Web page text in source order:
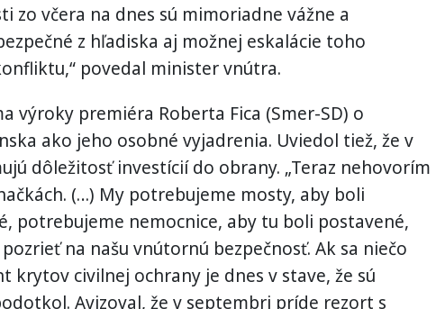
zo včera na dnes sú mimoriadne vážne a
z hľadiska aj možnej eskalácie toho
povedal minister vnútra.
výroky premiéra Roberta Fica (Smer-SD) o
ako jeho osobné vyjadrenia. Uviedol tiež, že v
dôležitosť investícií do obrany. „Teraz nehovorím
(…) My potrebujeme mosty, aby boli
potrebujeme nemocnice, aby tu boli postavené,
na našu vnútornú bezpečnosť. Ak sa niečo
krytov civilnej ochrany je dnes v stave, že sú
Avizoval, že v septembri príde rezort s